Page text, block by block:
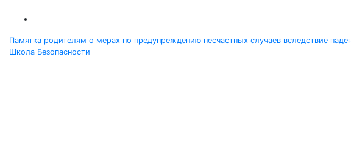
Навигация
Памятка родителям о мерах по предупреждению несчастных случаев вследствие
Школа Безопасности